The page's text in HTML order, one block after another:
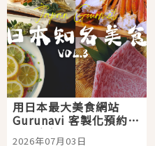
用日本最大美食網站
Gurunavi 客製化預約九
大都市餐廳，打造專屬
2026年07月03日